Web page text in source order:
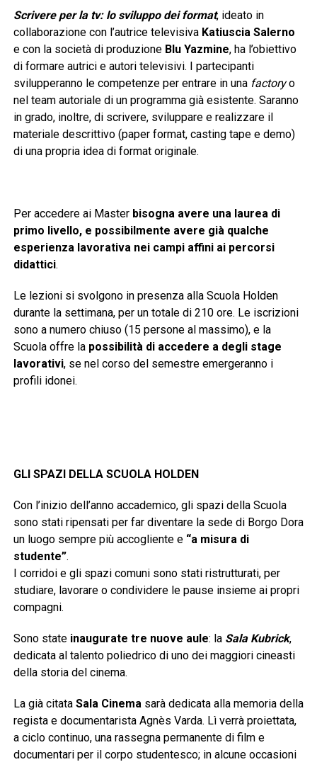
Scrivere per la tv: lo sviluppo dei format, ideato in
collaborazione con l’autrice televisiva Katiuscia Salerno
e con la società di produzione Blu Yazmine, ha l’obiettivo
di formare autrici e autori televisivi. I partecipanti
svilupperanno le competenze per entrare in una factoryo
nel team autoriale di un programma già esistente. Saranno
in grado, inoltre, di scrivere, sviluppare e realizzare il
materiale descrittivo (paper format, casting tape e demo)
di una propria idea di format originale.
Per accedere ai Master bisogna avere una laurea di
primo livello, e possibilmente avere già qualche
esperienza lavorativa nei campi affini ai percorsi
didattici.
Le lezioni si svolgono in presenza alla Scuola Holden
durante la settimana, per un totale di 210 ore. Le iscrizioni
sono a numero chiuso (15 persone al massimo), e la
Scuola offre la possibilità di accedere a degli stage
lavorativi, se nel corso del semestre emergeranno i
profili idonei.
GLI SPAZI DELLA SCUOLA HOLDEN
Con l’inizio dell’anno accademico, gli spazi della Scuola
sono stati ripensati per far diventare la sede di Borgo Dora
un luogo sempre più accogliente e “a misura di
studente”.
I corridoi e gli spazi comuni sono stati ristrutturati, per
studiare, lavorare o condividere le pause insieme ai propri
compagni.
Sono state inaugurate tre nuove aule: la Sala Kubrick,
dedicata al talento poliedrico di uno dei maggiori cineasti
della storia del cinema.
La già citataSala Cinema sarà dedicata alla memoria della
regista e documentarista Agnès Varda. Lì verrà proiettata,
a ciclo continuo, una rassegna permanente di film e
documentari per il corpo studentesco; in alcune occasioni